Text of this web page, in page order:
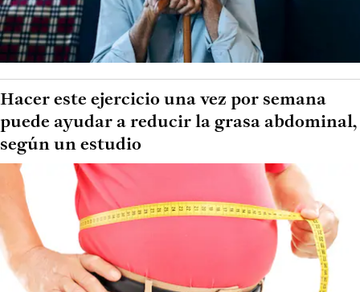
Hacer este ejercicio una vez por semana
puede ayudar a reducir la grasa abdominal,
según un estudio